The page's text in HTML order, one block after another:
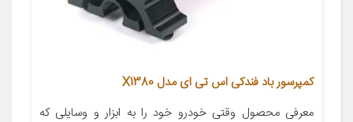
کمپرسور باد فندکی اس تی ای مدل X1380
معرفی محصول وقتی خودرو خود را به ابزار و وسایلی که